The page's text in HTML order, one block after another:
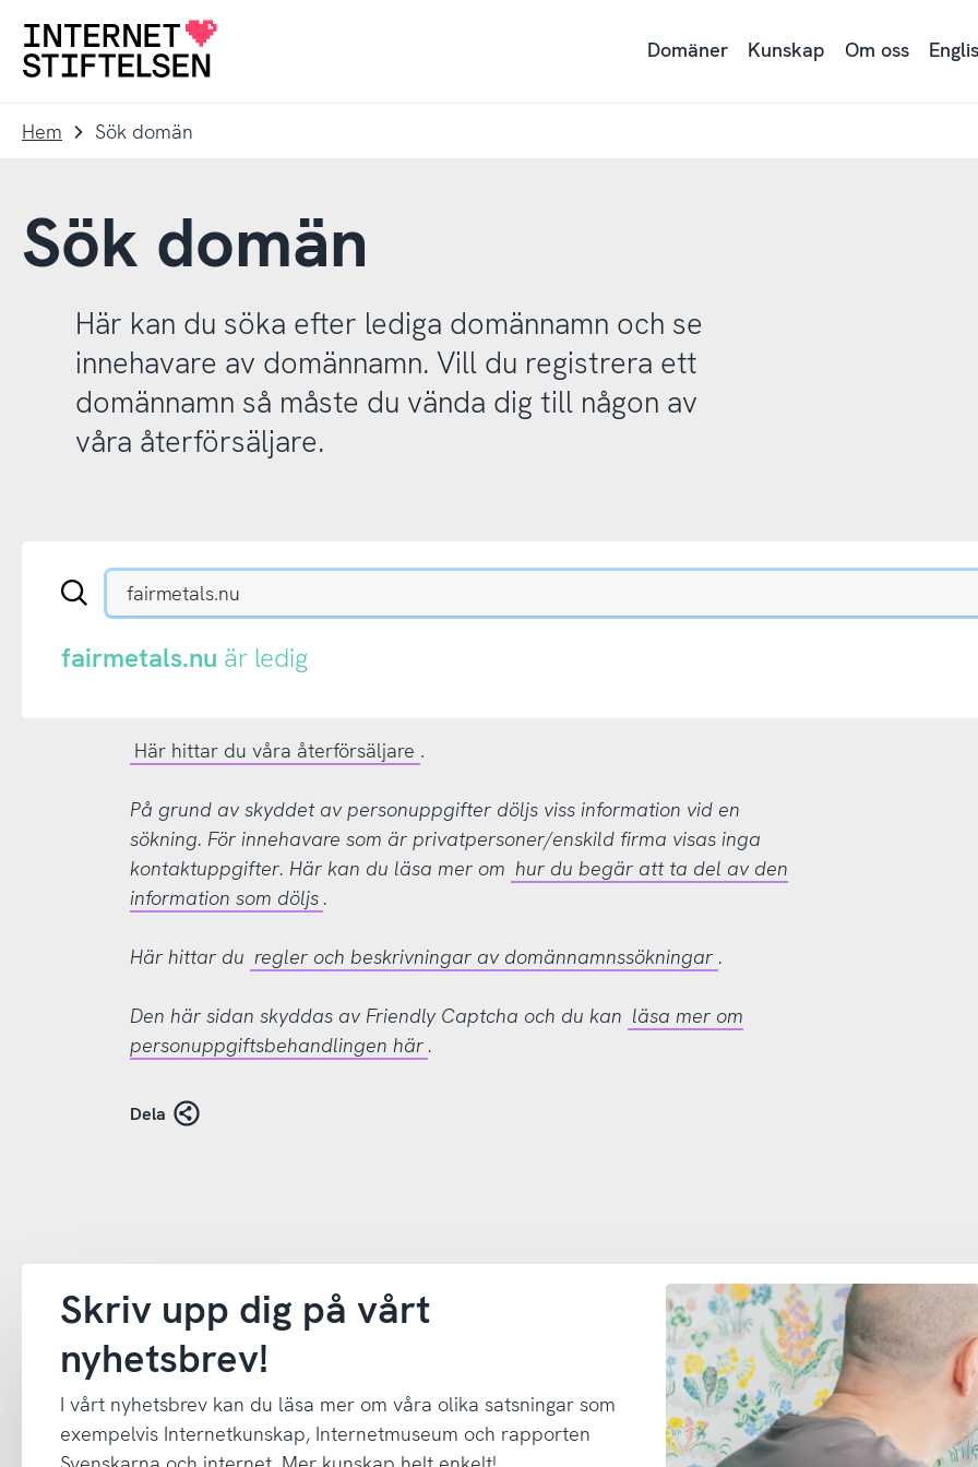
navigering
innehåll
Till
Domäner Kunskap Om oss
Hem Sök domän
Sök domän
Här kan du söka efter lediga domännamn och se
innehavare av domännamn. Vill du registrera ett
domännamn så måste du vända dig till någon av
våra återförsäljare.
Sök
.se-
eller
.nu-
fairmetals.nu är ledig
Här hittar du våra återförsäljare .
På grund av skyddet av personuppgifter döljs viss information vid en
sökning. För innehavare som är privatpersoner/enskild firma visas inga
kontaktuppgifter. Här kan du läsa mer om hur du begär att ta del av den
information som döljs .
Här hittar du regler och beskrivningar av domännamnssökningar .
Den här sidan skyddas av Friendly Captcha och du kan läsa mer om
personuppgiftsbehandlingen här .
Dela
Skriv upp dig på vårt
nyhetsbrev!
I vårt nyhetsbrev kan du läsa mer om våra olika satsningar som
exempelvis Internetkunskap, Internetmuseum och rapporten